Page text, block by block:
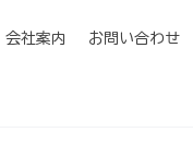
会社案内 お問い合わせ